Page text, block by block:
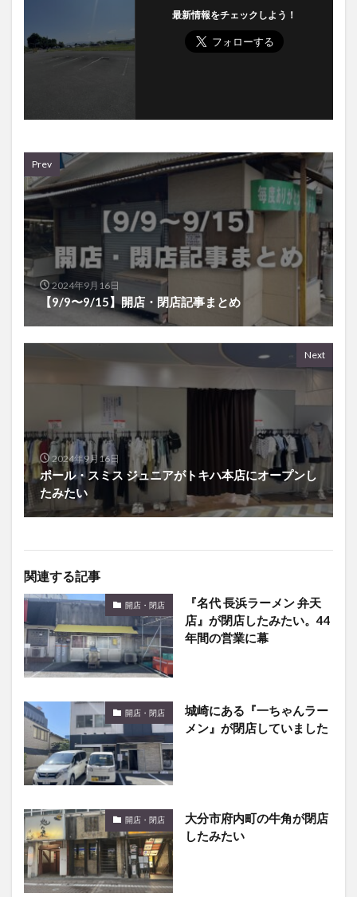
最新情報をチェックしよう！
Prev
2024年9月16日
【9/9〜9/15】開店・閉店記事まとめ
Next
2024年9月16日
ポール・スミス ジュニアがトキハ本店にオープンし
たみたい
関連する記事
開店・閉店
『名代 長浜ラーメン 弁天
店』が閉店したみたい。44
年間の営業に幕
開店・閉店
城崎にある『一ちゃんラー
メン』が閉店していました
開店・閉店
大分市府内町の牛角が閉店
したみたい